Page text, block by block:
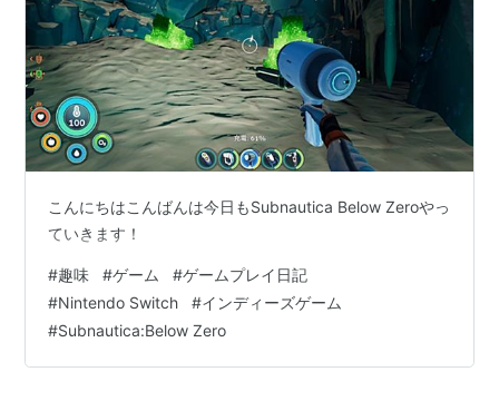
こんにちはこんばんは今日もSubnautica Below Zeroやっ
ていきます！
#趣味 #ゲーム #ゲームプレイ日記
#Nintendo Switch #インディーズゲーム
#Subnautica:Below Zero